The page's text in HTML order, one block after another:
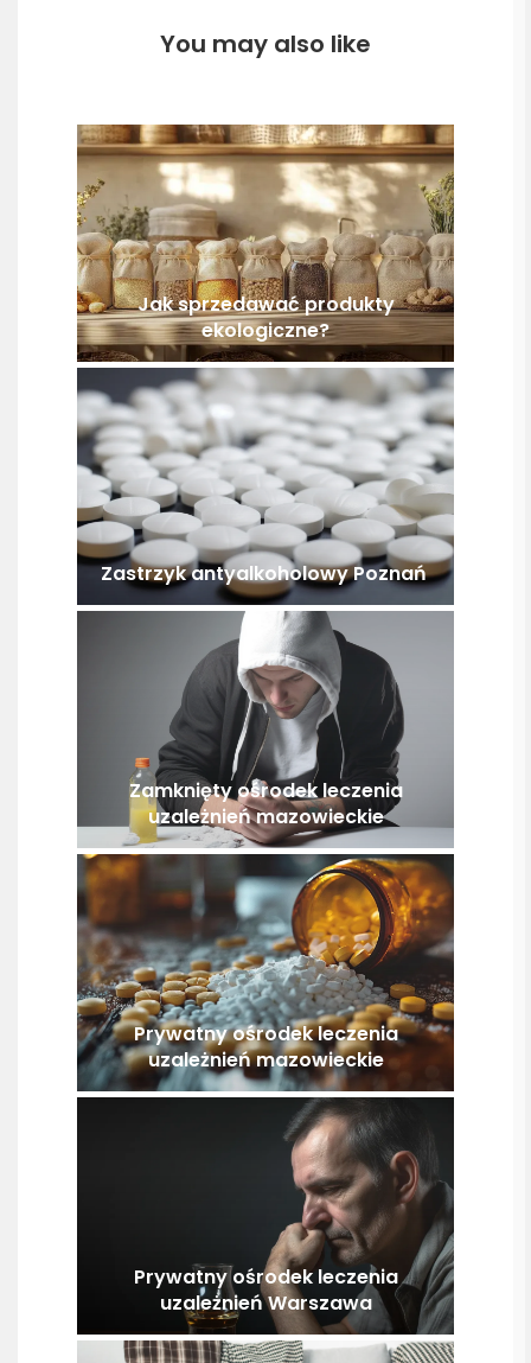
You may also like
Jak sprzedawać produkty
ekologiczne?
Zastrzyk antyalkoholowy Poznań
Zamknięty ośrodek leczenia
uzależnień mazowieckie
Prywatny ośrodek leczenia
uzależnień mazowieckie
Prywatny ośrodek leczenia
uzależnień Warszawa